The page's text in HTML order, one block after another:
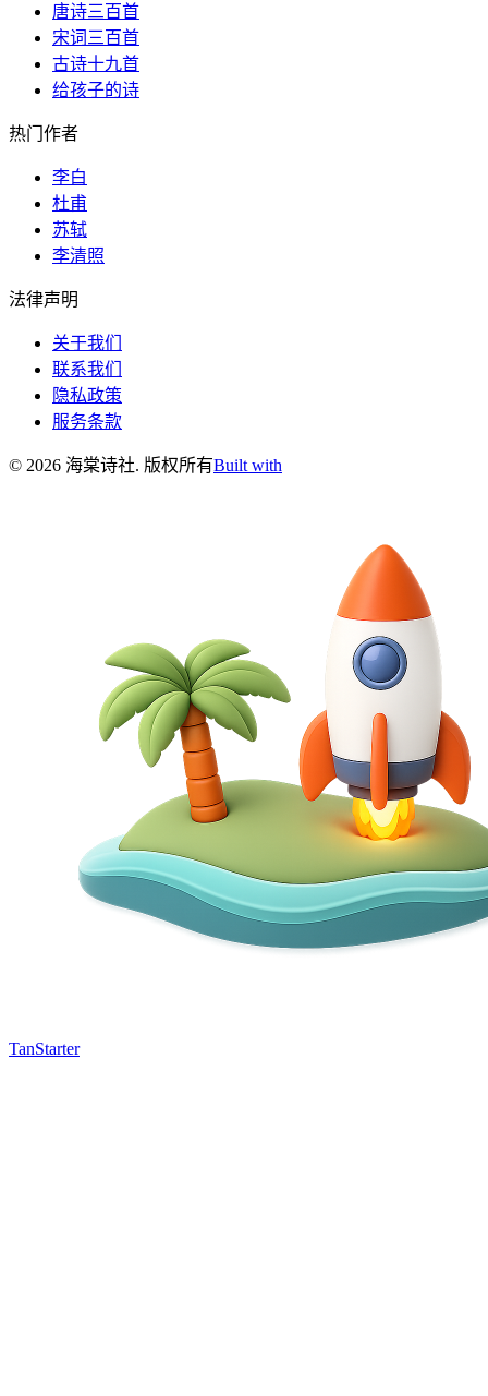
唐诗三百首
宋词三百首
古诗十九首
给孩子的诗
热门作者
李白
杜甫
苏轼
李清照
法律声明
关于我们
联系我们
隐私政策
服务条款
© 2026 海棠诗社. 版权所有Built with
TanStarter